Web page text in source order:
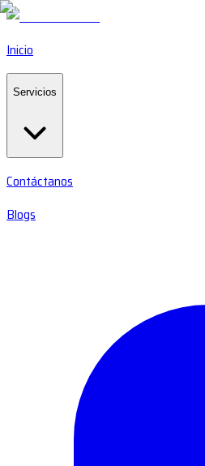
Inicio
Servicios
Contáctanos
Blogs